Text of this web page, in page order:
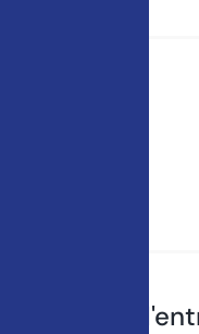
Audit de